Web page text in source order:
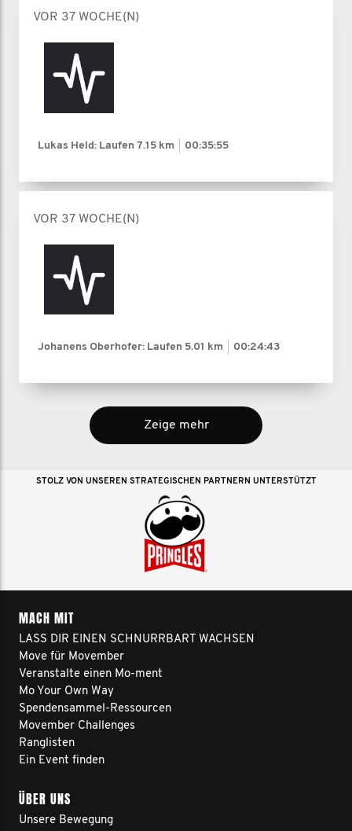
VOR 37 WOCHE(N)
Lukas Held: Laufen 7.15 km 00:35:55
VOR 37 WOCHE(N)
Johanens Oberhofer: Laufen 5.01 km 00:24:43
Zeige mehr
STOLZ VON UNSEREN STRATEGISCHEN PARTNERN UNTERSTÜTZT
MACH MIT
LASS DIR EINEN SCHNURRBART WACHSEN
Move für Movember
Veranstalte einen Mo-ment
Mo Your Own Way
Spendensammel-Ressourcen
Movember Challenges
Ranglisten
Ein Event finden
ÜBER UNS
Unsere Bewegung